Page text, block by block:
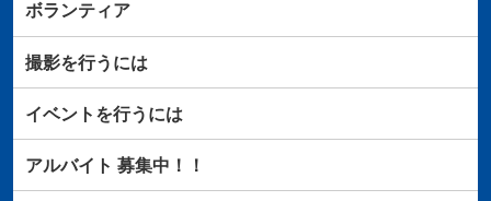
ボランティア
撮影を行うには
イベントを行うには
アルバイト 募集中！！